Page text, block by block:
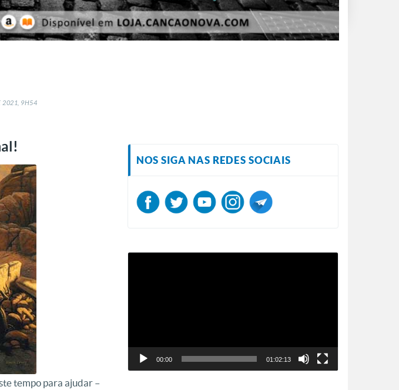
2021, 9H54
tempo para ajudar –
NOS SIGA NAS REDES SOCIAIS
00:00 01:02:13